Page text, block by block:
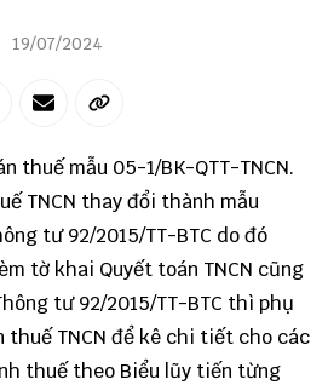
19/07/2024
thuế mẫu 05-1/BK-QTT-TNCN.
TNCN thay đổi thành mẫu
tư 92/2015/TT-BTC do đó
tờ khai Quyết toán TNCN cũng
tư 92/2015/TT-BTC thì phụ
thuế TNCN để kê chi tiết cho các
thuế theo Biểu lũy tiến từng